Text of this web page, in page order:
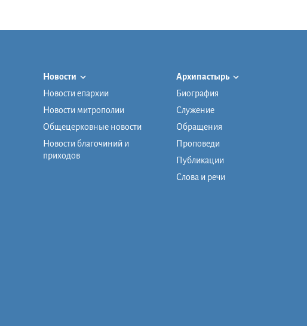
Новости
Новости епархии
Новости митрополии
Общецерковные новости
Новости благочиний и
приходов
Архипастырь
Биография
Служение
Обращения
Проповеди
Публикации
Слова и речи